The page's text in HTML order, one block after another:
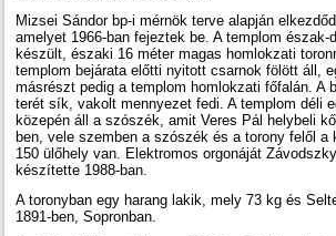
Mizsei Sándor bp-i mérnök terve alapján
amelyet 1966-ban fejeztek be. A templom észak-
készült, északi 16 méter magas homlokzati
templom bejárata előtti nyitott csarnok fölött áll,
másrészt pedig a templom homlokzati főfalán. A
terét sík, vakolt mennyezet fedi. A templom déli
közepén áll a szószék, amit Veres Pál helybeli
ben, vele szemben a szószék és a torony felől a
150 ülőhely van. Elektromos orgonáját
készítette 1988-ban.
A toronyban egy harang lakik, mely 73 kg és
1891-ben, Sopronban.